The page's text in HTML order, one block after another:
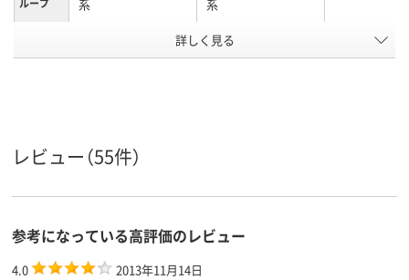
系
系
20ポケット 20、20ポケッ
台紙の有
無し
アスクル
スコア
詳しく見る
レビュー（55件）
参考になっている高評価のレビュー
4.0
2013年11月14日